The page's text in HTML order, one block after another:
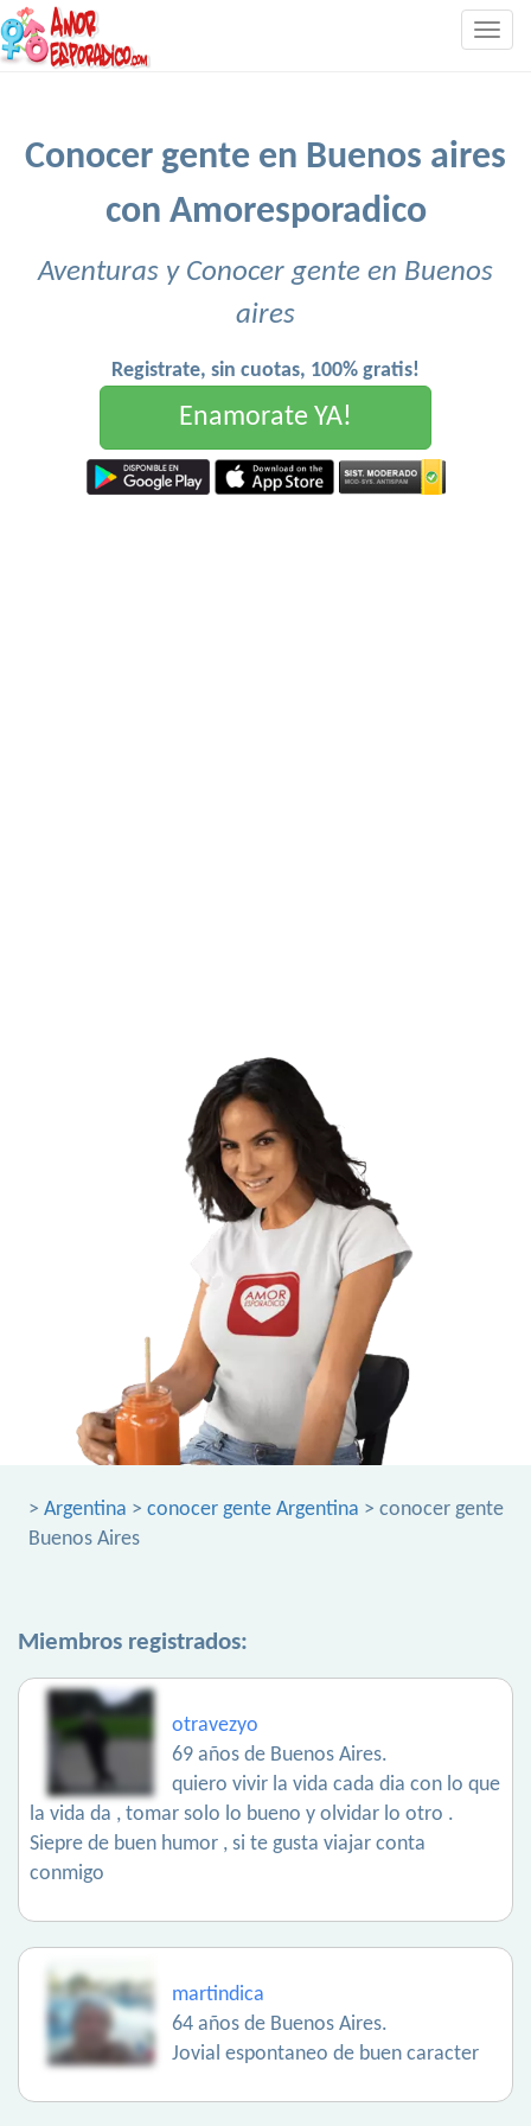
Conocer gente en Buenos aires
con Amoresporadico
Aventuras y Conocer gente en Buenos
aires
Registrate, sin cuotas, 100% gratis!
Enamorate YA!
> Argentina > conocer gente Argentina > conocer gente
Buenos Aires
Miembros registrados:
otravezyo
69 años de Buenos Aires.
quiero vivir la vida cada dia con lo que
la vida da , tomar solo lo bueno y olvidar lo otro .
Siepre de buen humor , si te gusta viajar conta
conmigo
martindica
64 años de Buenos Aires.
Jovial espontaneo de buen caracter